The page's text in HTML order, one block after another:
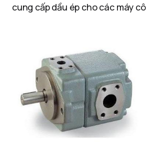
cung cấp dầu ép cho các máy